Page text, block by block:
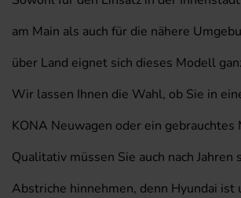
am Main als auch für die nähere
über Land eignet sich dieses Modell
Wir lassen Ihnen die Wahl, ob Sie in
KONA Neuwagen oder ein
Qualitativ müssen Sie auch nach Jahren
Abstriche hinnehmen, denn Hyundai ist